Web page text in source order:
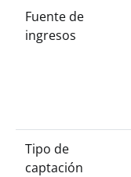
Fuente de
ingresos
Tipo de
captación